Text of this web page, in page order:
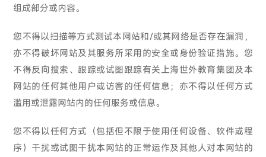
组成部分或内容。
您不得以扫描等方式测试本网站和/或其网络是否存在漏洞，
亦不得破坏网站及其服务所采用的安全或身份验证措施。您
不得反向搜索、跟踪或试图跟踪有关上海世外教育集团及本
网站的任何其他用户或访客的任何信息；亦不得以任何方式
滥用或泄露网站内的任何服务或信息。
您不得以任何方式（包括但不限于使用任何设备、软件或程
序）干扰或试图干扰本网站的正常运作及其他人对本网站的